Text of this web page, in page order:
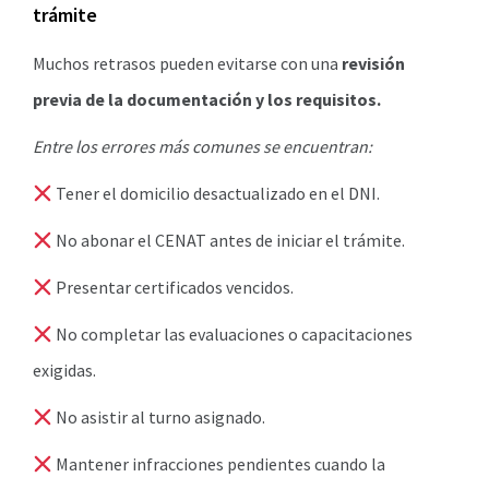
trámite
Muchos retrasos pueden evitarse con una revisión
previa de la documentación y los requisitos.
Entre los errores más comunes se encuentran:
Tener el domicilio desactualizado en el DNI.
No abonar el CENAT antes de iniciar el trámite.
Presentar certificados vencidos.
No completar las evaluaciones o capacitaciones
exigidas.
No asistir al turno asignado.
Mantener infracciones pendientes cuando la